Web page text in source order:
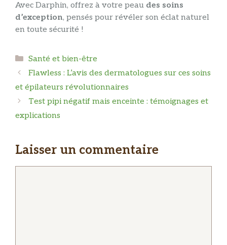
Avec Darphin, offrez à votre peau des soins
d’exception, pensés pour révéler son éclat naturel
en toute sécurité !
Catégories
Santé et bien-être
Flawless : L’avis des dermatologues sur ces soins
et épilateurs révolutionnaires
Test pipi négatif mais enceinte : témoignages et
explications
Laisser un commentaire